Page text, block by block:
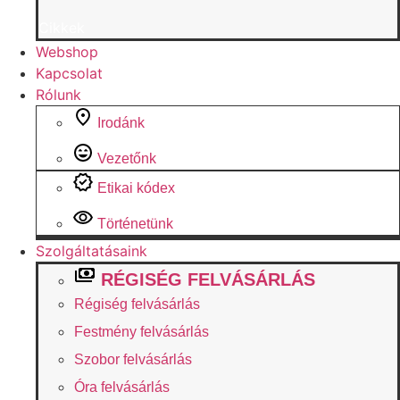
Webshop
Kapcsolat
Rólunk
Irodánk
Vezetőnk
Etikai kódex
Történetünk
Szolgáltatásaink
RÉGISÉG FELVÁSÁRLÁS
Régiség felvásárlás
Festmény felvásárlás
Szobor felvásárlás
Óra felvásárlás